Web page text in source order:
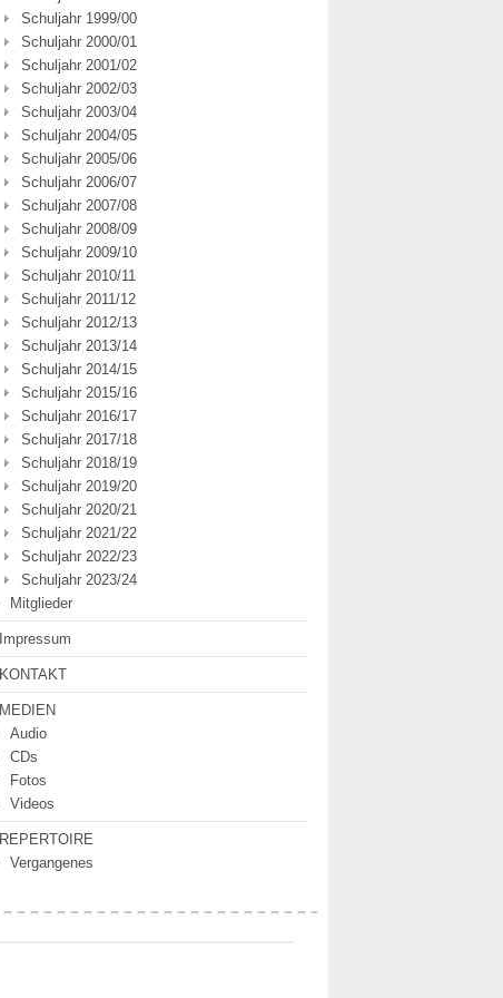
Schuljahr 1999/00
Schuljahr 2000/01
Schuljahr 2001/02
Schuljahr 2002/03
Schuljahr 2003/04
Schuljahr 2004/05
Schuljahr 2005/06
Schuljahr 2006/07
Schuljahr 2007/08
Schuljahr 2008/09
Schuljahr 2009/10
Schuljahr 2010/11
Schuljahr 2011/12
Schuljahr 2012/13
Schuljahr 2013/14
Schuljahr 2014/15
Schuljahr 2015/16
Schuljahr 2016/17
Schuljahr 2017/18
Schuljahr 2018/19
Schuljahr 2019/20
Schuljahr 2020/21
Schuljahr 2021/22
Schuljahr 2022/23
Schuljahr 2023/24
Mitglieder
Impressum
KONTAKT
MEDIEN
Audio
CDs
Fotos
Videos
REPERTOIRE
Vergangenes